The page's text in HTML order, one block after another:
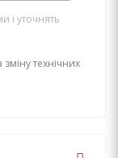
і уточнять
технічних